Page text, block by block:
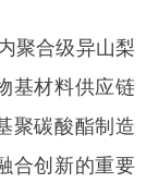
聚合级异山梨
基材料供应链
聚碳酸酯制造
合创新的重要